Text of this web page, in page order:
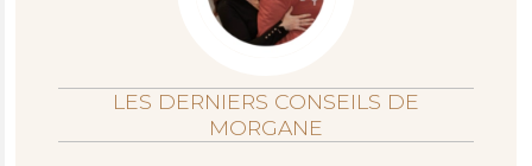
LES DERNIERS CONSEILS DE
MORGANE